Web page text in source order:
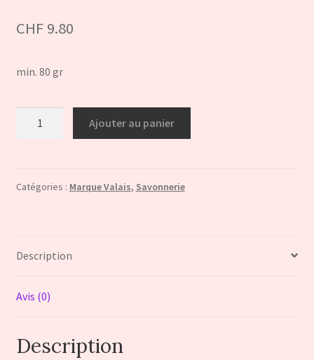
CHF9.80
min. 80 gr
"Mystère"CERTIFIE
Ajouter au panier
Catégories : Marque Valais, Savonnerie
Description
Avis (0)
Description